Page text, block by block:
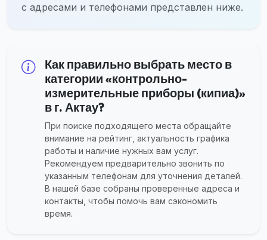
с адресами и телефонами представлен ниже.
Как правильно выбрать место в
категории «контрольно-
измерительные приборы (кипиа)»
в г. Актау?
При поиске подходящего места обращайте
внимание на рейтинг, актуальность графика
работы и наличие нужных вам услуг.
Рекомендуем предварительно звонить по
указанным телефонам для уточнения деталей.
В нашей базе собраны проверенные адреса и
контакты, чтобы помочь вам сэкономить
время.